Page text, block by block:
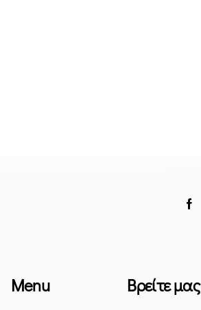
Menu Βρείτε μας